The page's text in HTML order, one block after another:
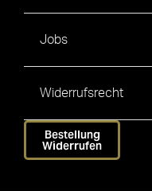
Jobs
Widerrufsrecht
Bestellung
Widerrufen